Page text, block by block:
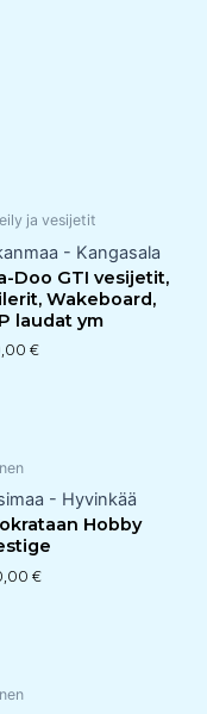
ja vesijetit
- Kangasala
Doo GTI vesijetit,
Wakeboard,
laudat ym
€
- Hyvinkää
Hobby
€